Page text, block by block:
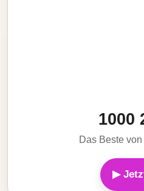
1000
Das Beste
▶